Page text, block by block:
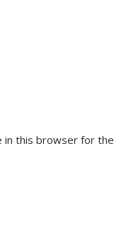
in this browser for the